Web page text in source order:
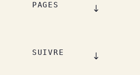
PAGES
SUIVRE